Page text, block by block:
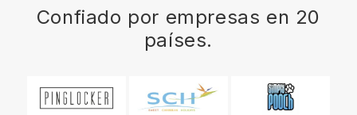
Confiado por empresas en 20
países.